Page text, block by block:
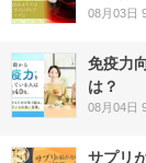
08月03日
免疫力
は？
08月04日
サプリ